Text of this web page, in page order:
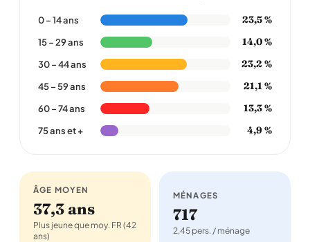
0 – 14 ans 23,5 %
15 – 29 ans 14,0 %
30 – 44 ans 23,2 %
45 – 59 ans 21,1 %
60 – 74 ans 13,3 %
75 ans et + 4,9 %
ÂGE MOYEN
37,3 ans
Plus jeune que moy. FR (42
ans)
MÉNAGES
717
2,45 pers. / ménage